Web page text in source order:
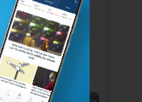
dari
Apa